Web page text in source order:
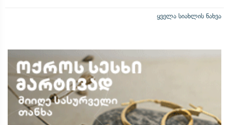
ყველა სიახლის ნახვა